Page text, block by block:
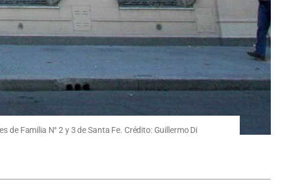
Familia N° 2 y 3 de Santa Fe. Crédito: Guillermo Di